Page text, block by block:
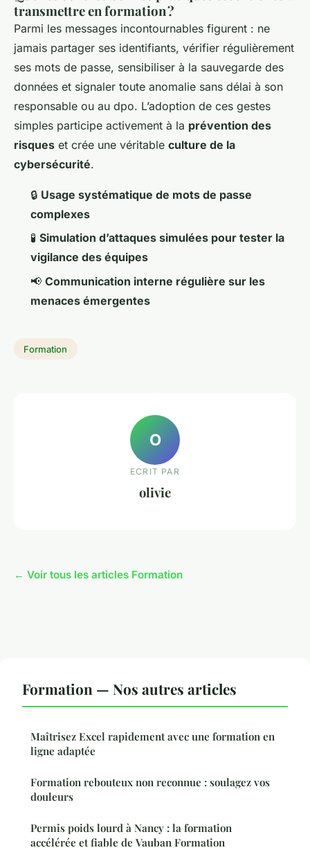
transmettre en formation ?
Parmi les messages incontournables figurent : ne
jamais partager ses identifiants, vérifier régulièrement
ses mots de passe, sensibiliser à la sauvegarde des
données et signaler toute anomalie sans délai à son
responsable ou au dpo. L’adoption de ces gestes
simples participe activement à la prévention des
risques et crée une véritable culture de la
cybersécurité.
🔒 Usage systématique de mots de passe
complexes
🧪 Simulation d’attaques simulées pour tester la
vigilance des équipes
📢 Communication interne régulière sur les
menaces émergentes
Formation
O
ECRIT PAR
olivie
← Voir tous les articles Formation
Formation — Nos autres articles
Maîtrisez Excel rapidement avec une formation en
ligne adaptée
Formation rebouteux non reconnue : soulagez vos
douleurs
Permis poids lourd à Nancy : la formation
accélérée et fiable de Vauban Formation